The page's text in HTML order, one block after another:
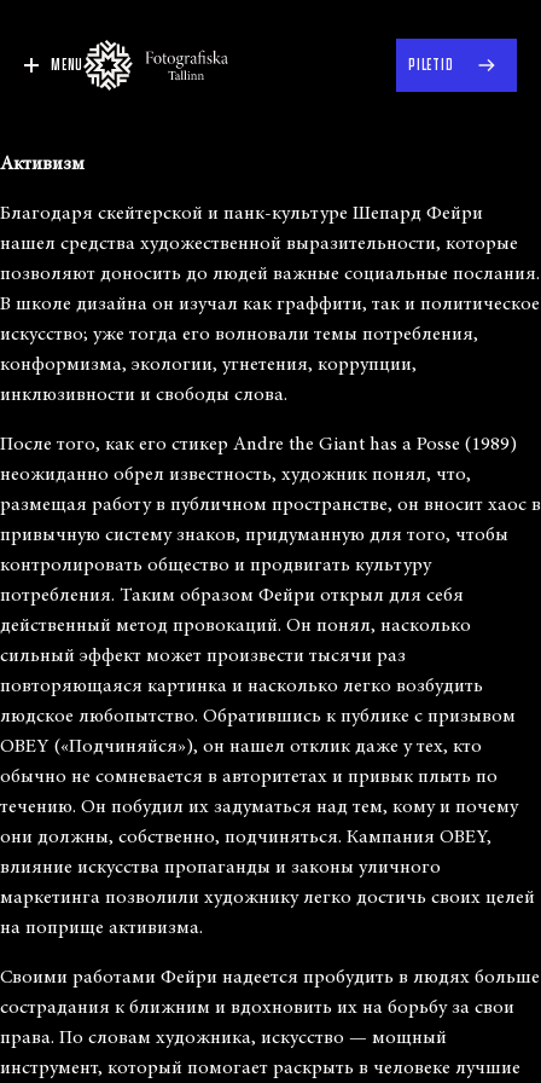
MENU PILETID
Активизм
Благодаря скейтерской и панк-культуре Шепард Фейри
нашел средства художественной выразительности, которые
позволяют доносить до людей важные социальные послания.
В школе дизайна он изучал как граффити, так и политическое
искусство; уже тогда его волновали темы потребления,
конформизма, экологии, угнетения, коррупции,
инклюзивности и свободы слова.
После того, как его стикер Andre the Giant has a Posse (1989)
неожиданно обрел известность, художник понял, что,
размещая работу в публичном пространстве, он вносит хаос в
привычную систему знаков, придуманную для того, чтобы
контролировать общество и продвигать культуру
потребления. Таким образом Фейри открыл для себя
действенный метод провокаций. Он понял, насколько
сильный эффект может произвести тысячи раз
повторяющаяся картинка и насколько легко возбудить
людское любопытство. Обратившись к публике с призывом
OBEY («Подчиняйся»), он нашел отклик даже у тех, кто
обычно не сомневается в авторитетах и привык плыть по
течению. Он побудил их задуматься над тем, кому и почему
они должны, собственно, подчиняться. Кампания OBEY,
влияние искусства пропаганды и законы уличного
маркетинга позволили художнику легко достичь своих целей
на поприще активизма.
Своими работами Фейри надеется пробудить в людях больше
сострадания к ближним и вдохновить их на борьбу за свои
права. По словам художника, искусство — мощный
инструмент, который помогает раскрыть в человеке лучшие